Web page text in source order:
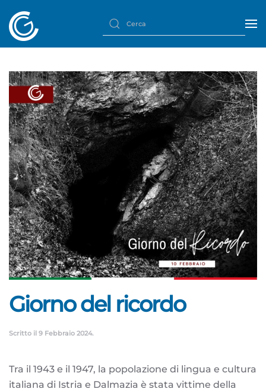
Giorno del ricordo
Scritto il 9 Febbraio 2024.
Tra il 1943 e il 1947, la popolazione di lingua e cultura
italiana di Istria e Dalmazia è stata vittime della